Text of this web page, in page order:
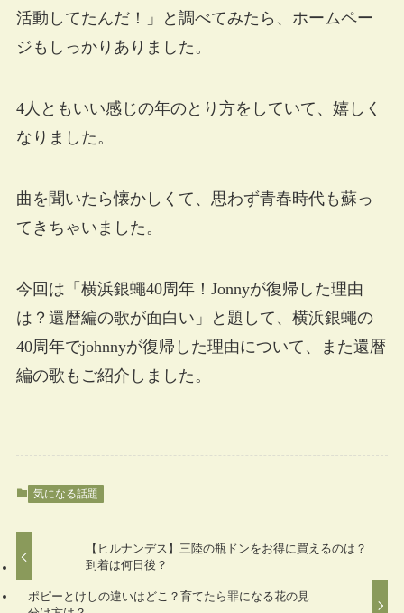
活動してたんだ！」と調べてみたら、ホームペー
ジもしっかりありました。
4人ともいい感じの年のとり方をしていて、嬉しく
なりました。
曲を聞いたら懐かしくて、思わず青春時代も蘇っ
てきちゃいました。
今回は「横浜銀蠅40周年！Jonnyが復帰した理由
は？還暦編の歌が面白い」と題して、横浜銀蠅の
40周年でjohnnyが復帰した理由について、また還暦
編の歌もご紹介しました。
気になる話題
【ヒルナンデス】三陸の瓶ドンをお得に買えるのは？
到着は何日後？
ポピーとけしの違いはどこ？育てたら罪になる花の見